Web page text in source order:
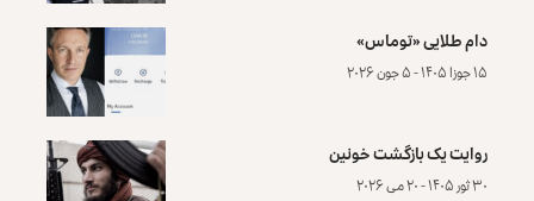
دام طلایی «توماس»
۱۵ جوزا ۱۴۰۵ - ۵ جون ۲۰۲۶
روایت یک بازگشت خونین
۳۰ ثور ۱۴۰۵ - ۲۰ می ۲۰۲۶